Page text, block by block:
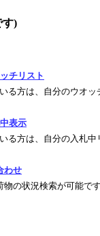
す)
チリスト
る方は、自分のウオ
表示
る方は、自分の入札
わせ
の状況検索が可能で